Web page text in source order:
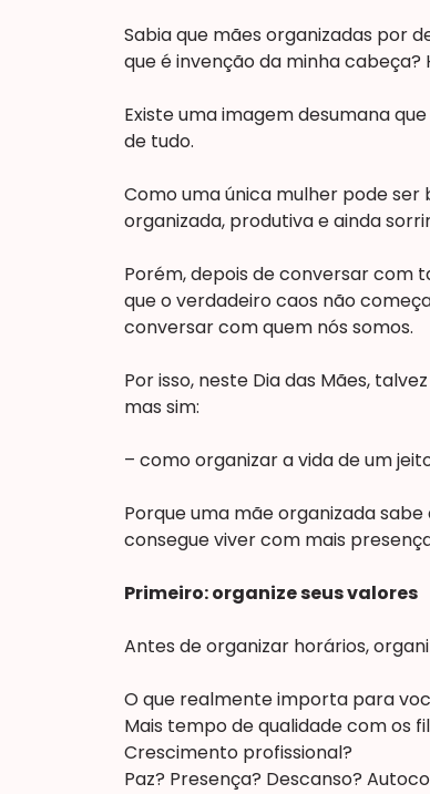
Sabia que mães organizadas por
que é invenção da minha cabeça?
Existe uma imagem desumana
de tudo.
Como uma única mulher pode
organizada, produtiva e ainda
Porém, depois de conversar com
que o verdadeiro caos não
conversar com quem nós somos.
Por isso, neste Dia das Mães,
mas sim:
– como organizar a vida de um
Porque uma mãe organizada
consegue viver com mais
Primeiro: organize seus valores
Antes de organizar horários,
O que realmente importa para
Mais tempo de qualidade com os
Crescimento profissional?
Paz? Presença? Descanso?